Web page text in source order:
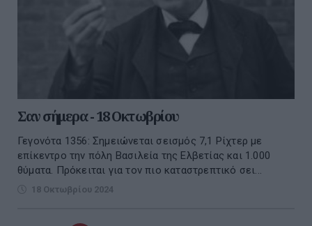
Σαν σήμερα - 18 Οκτωβρίου
Γεγονότα 1356: Σημειώνεται σεισμός 7,1 Ρίχτερ με
επίκεντρο την πόλη Βασιλεία της Ελβετίας και 1.000
θύματα. Πρόκειται για τον πιο καταστρεπτικό σει...
18 Οκτωβρίου 2024